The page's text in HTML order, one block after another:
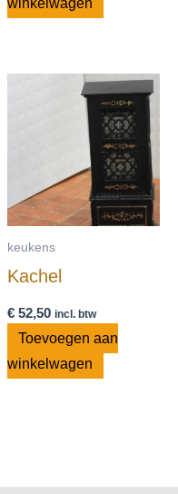
keukens
Kachel
€52,50 incl. btw
Toevoegen aan
winkelwagen